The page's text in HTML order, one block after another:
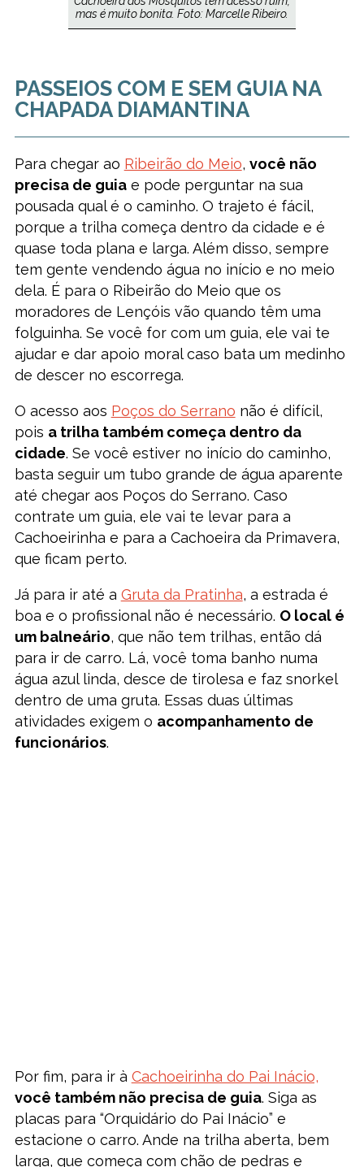
mas é muito bonita. Foto: Marcelle Ribeiro.
PASSEIOS COM E SEM GUIA NA
CHAPADA DIAMANTINA
Para chegar ao Ribeirão do Meio, você não
precisa de guiae pode perguntar na sua
pousada qual é o caminho. O trajeto é fácil,
porque a trilha começa dentro da cidade e é
quase toda plana e larga. Além disso, sempre
tem gente vendendo água no início e no meio
dela. É para o Ribeirão do Meio que os
moradores de Lençóis vão quando têm uma
folguinha. Se você for com um guia, ele vai te
ajudar e dar apoio moral caso bata um medinho
de descer no escorrega.
O acesso aos Poços do Serrano não é difícil,
pois a trilha também começa dentro da
cidade. Se você estiver no início do caminho,
basta seguir um tubo grande de água aparente
até chegar aos Poços do Serrano. Caso
contrate um guia, ele vai te levar para a
Cachoeirinha e para a Cachoeira da Primavera,
que ficam perto.
Já para ir até a Gruta da Pratinha, a estrada é
boa e o profissional não é necessário. O local é
um balneário, que não tem trilhas, então dá
para ir de carro. Lá, você toma banho numa
água azul linda, desce de tirolesa e faz snorkel
dentro de uma gruta. Essas duas últimas
atividades exigem o acompanhamento de
funcionários.
Por fim, para ir à Cachoeirinha do Pai Inácio,
você também não precisa de guia. Siga as
placas para “Orquidário do Pai Inácio” e
estacione o carro. Ande na trilha aberta, bem
larga, que começa com chão de pedras e